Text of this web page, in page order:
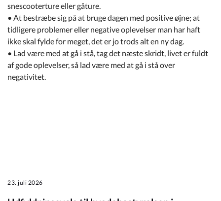
snescooterture eller gåture.
• At bestræbe sig på at bruge dagen med positive øjne; at
tidligere problemer eller negative oplevelser man har haft
ikke skal fylde for meget, det er jo trods alt en ny dag.
• Lad være med at gå i stå, tag det næste skridt, livet er fuldt
af gode oplevelser, så lad være med at gå i stå over
negativitet.
23. juli 2026